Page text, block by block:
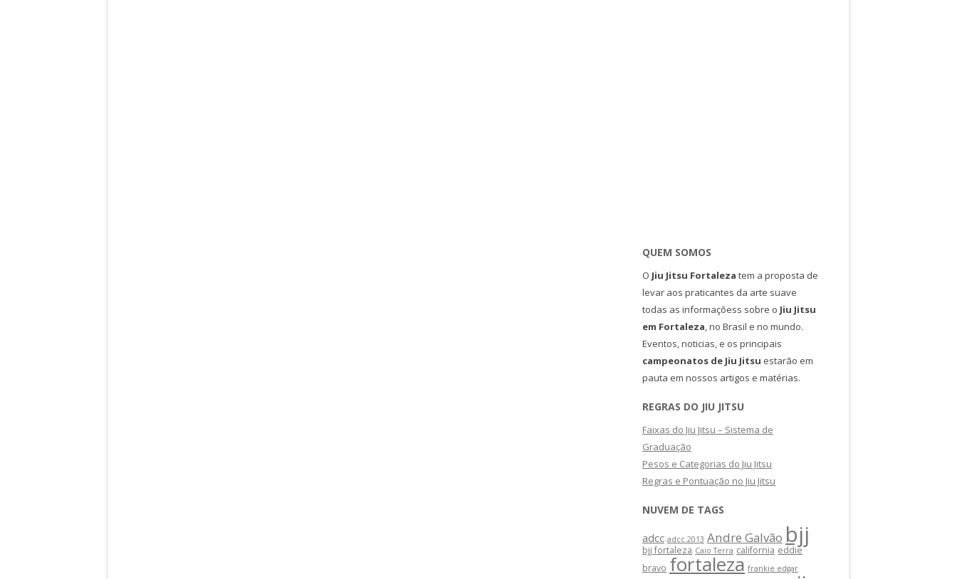
QUEM SOMOS
O Jiu Jitsu Fortaleza tem a proposta de
levar aos praticantes da arte suave
todas as informaçõess sobre o Jiu Jitsu
em Fortaleza, no Brasil e no mundo.
Eventos, noticias, e os principais
campeonatos de Jiu Jitsu estarão em
pauta em nossos artigos e matérias.
REGRAS DO JIU JITSU
Faixas do Jiu Jitsu – Sistema de
Graduação
Pesos e Categorias do Jiu Jitsu
Regras e Pontuação no Jiu Jitsu
NUVEM DE TAGS
adcc adcc 2013 Andre Galvão bjj
bjj fortaleza Caio Terra california eddie
bravo fortaleza frankie edgar